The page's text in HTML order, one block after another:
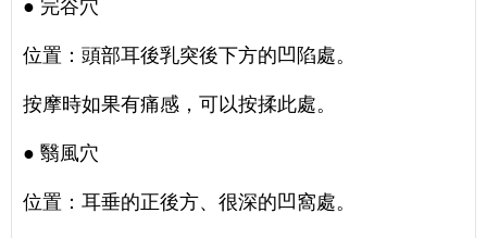
● 完谷穴
位置：頭部耳後乳突後下方的凹陷處。
按摩時如果有痛感，可以按揉此處。
● 翳風穴
位置：耳垂的正後方、很深的凹窩處。